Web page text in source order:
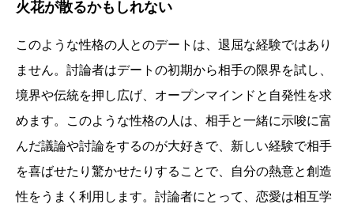
火花が散るかもしれない
このような性格の人とのデートは、退屈な経験ではあり
ません。討論者はデートの初期から相手の限界を試し、
境界や伝統を押し広げ、オープンマインドと自発性を求
めます。このような性格の人は、相手と一緒に示唆に富
んだ議論や討論をするのが大好きで、新しい経験で相手
を喜ばせたり驚かせたりすることで、自分の熱意と創造
性をうまく利用します。討論者にとって、恋愛は相互学